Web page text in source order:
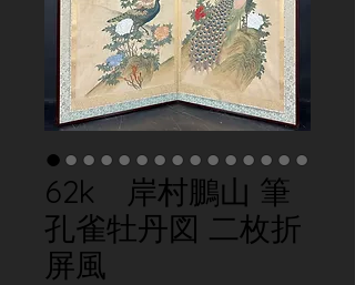
62k 岸村鵬山 筆
孔雀牡丹図 二枚折
屏風